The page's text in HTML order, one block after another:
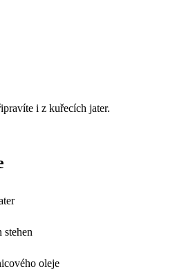
i z kuřecích jater.
stehen
oleje